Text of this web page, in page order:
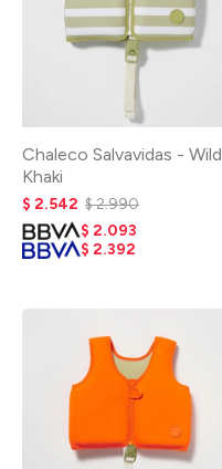
Chaleco Salvavidas - Wild
Khaki
$ 2.542 $2.990
$ 2.093
$ 2.392